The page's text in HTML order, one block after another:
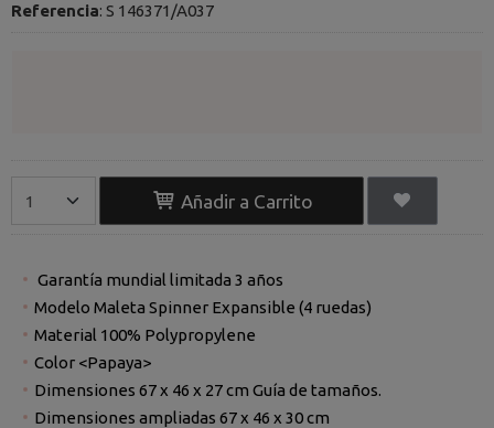
Referencia: S 146371/A037
Añadir a Carrito
Garantía mundial limitada 3 años
Modelo Maleta Spinner Expansible (4 ruedas)
Material 100% Polypropylene
Color <Papaya>
Dimensiones 67 x 46 x 27 cm Guía de tamaños.
Dimensiones ampliadas 67 x 46 x 30 cm